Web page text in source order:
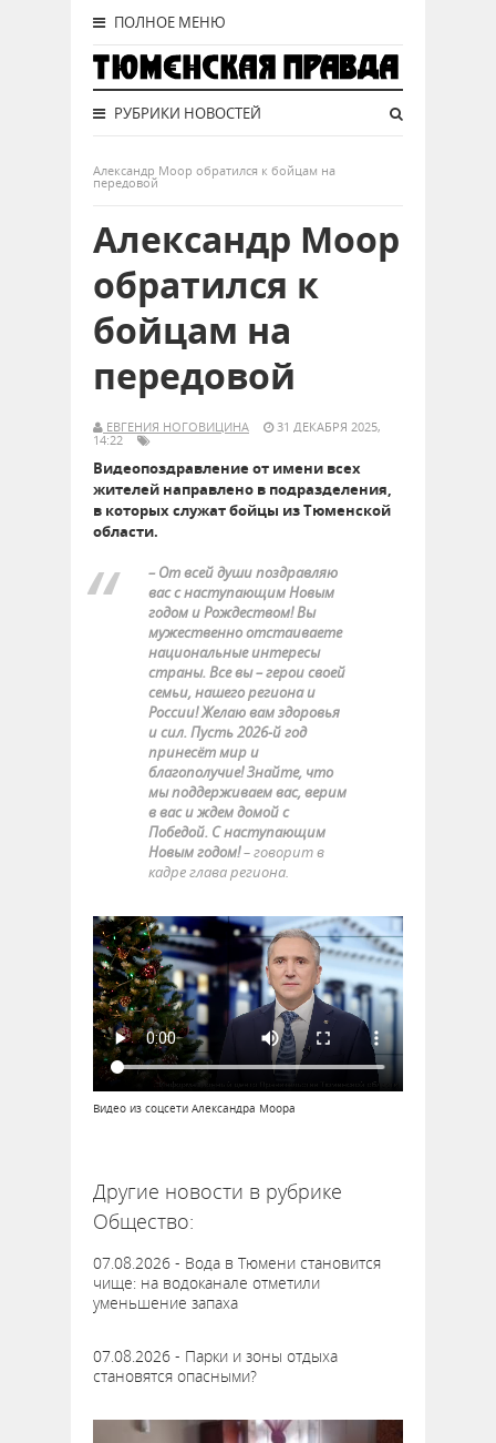
ПОЛНОЕ МЕНЮ
РУБРИКИ НОВОСТЕЙ
Александр Моор обратился к бойцам на
передовой
Александр Моор
обратился к
бойцам на
передовой
ЕВГЕНИЯ НОГОВИЦИНА
31 ДЕКАБРЯ 2025,
14:22
Видеопоздравление от имени всех
жителей направлено в подразделения,
в которых служат бойцы из Тюменской
области.
– От всей души поздравляю
вас с наступающим Новым
годом и Рождеством! Вы
мужественно отстаиваете
национальные интересы
страны. Все вы – герои своей
семьи, нашего региона и
России! Желаю вам здоровья
и сил. Пусть 2026-й год
принесёт мир и
благополучие! Знайте, что
мы поддерживаем вас, верим
в вас и ждем домой с
Победой. С наступающим
Новым годом!– говорит в
кадре глава региона.
Видео из соцсети Александра Моора
Другие новости в рубрике
Общество:
07.08.2026 - Вода в Тюмени становится
чище: на водоканале отметили
уменьшение запаха
07.08.2026 - Парки и зоны отдыха
становятся опасными?